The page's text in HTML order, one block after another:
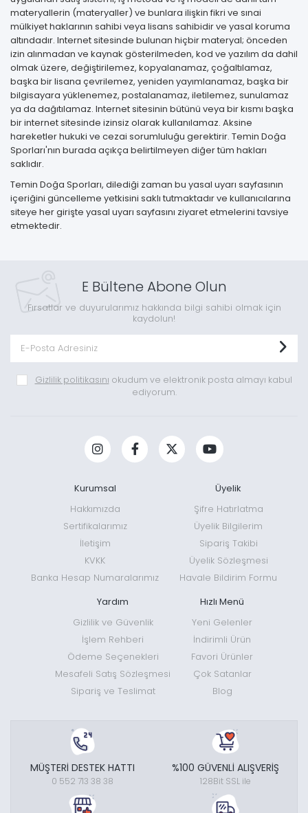
materyallerin (materyaller) ve bunlara ilişkin fikri ve sınai
mülkiyet haklarının sahibi veya lisans sahibidir ve yasal koruma
altındadır. Internet sitesinde bulunan hiçbir materyal; önceden
izin alınmadan ve kaynak gösterilmeden, kod ve yazılım da dahil
olmak üzere, değiştirilemez, kopyalanamaz, çoğaltılamaz,
başka bir lisana çevrilemez, yeniden yayımlanamaz, başka bir
bilgisayara yüklenemez, postalanamaz, iletilemez, sunulamaz
ya da dağıtılamaz. Internet sitesinin bütünü veya bir kısmı başka
bir internet sitesinde izinsiz olarak kullanılamaz. Aksine
hareketler hukuki ve cezai sorumluluğu gerektirir. Temin Doğa
Sporları'nın burada açıkça belirtilmeyen diğer tüm hakları
saklıdır.
Temin Doğa Sporları, dilediği zaman bu yasal uyarı sayfasının
içeriğini güncelleme yetkisini saklı tutmaktadır ve kullanıcılarına
siteye her girişte yasal uyarı sayfasını ziyaret etmelerini tavsiye
etmektedir.
E Bültene Abone Olun
Fırsatlar ve duyurularımız hakkında bilgi sahibi olmak için
kaydolun!
Gizlilik politikasını okudum ve elektronik posta almayı kabul
ediyorum.
Kurumsal
Hakkımızda
Sertifikalarımız
İletişim
KVKK
Banka Hesap Numaralarımız
Üyelik
Şifre Hatırlatma
Üyelik Bilgilerim
Sipariş Takibi
Üyelik Sözleşmesi
Havale Bildirim Formu
Yardım
Gizlilik ve Güvenlik
İşlem Rehberi
Ödeme Seçenekleri
Mesafeli Satış Sözleşmesi
Sipariş ve Teslimat
Hızlı Menü
Yeni Gelenler
İndirimli Ürün
Favori Ürünler
Çok Satanlar
Blog
MÜŞTERİ DESTEK HATTI
0 552 713 38 38
%100 GÜVENLİ ALIŞVERİŞ
128Bit SSL ile